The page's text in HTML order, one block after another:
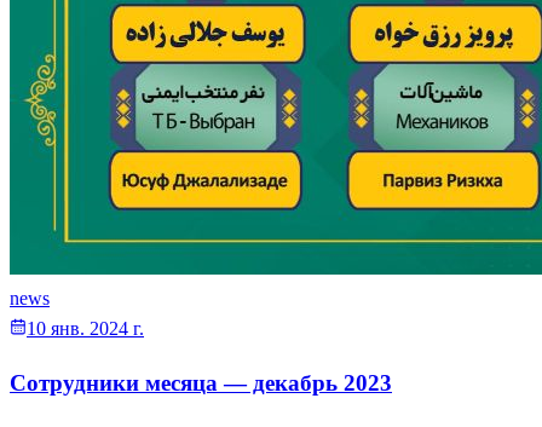
news
10 янв. 2024 г.
Сотрудники месяца — декабрь 2023